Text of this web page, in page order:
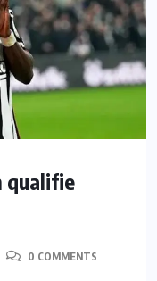
qualifie
0 COMMENTS